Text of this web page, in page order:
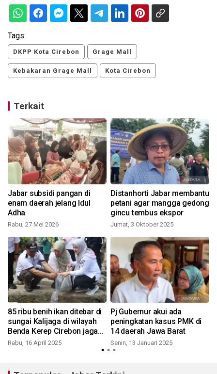
Tags:
DKPP Kota Cirebon Grage Mall
Kebakaran Grage Mall Kota Cirebon
Terkait
Jabar subsidi pangan di
enam daerah jelang Idul
Adha
Rabu, 27 Mei 2026
Distanhorti Jabar membantu
petani agar mangga gedong
gincu tembus ekspor
Jumat, 3 Oktober 2025
85 ribu benih ikan ditebar di
sungai Kalijaga di wilayah
Benda Kerep Cirebon jaga
ekosistem
Rabu, 16 April 2025
Pj Gubernur akui ada
peningkatan kasus PMK di
14 daerah Jawa Barat
Senin, 13 Januari 2025